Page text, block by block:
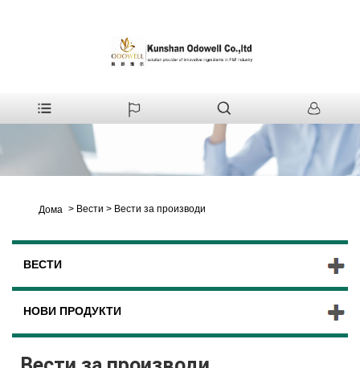
Дома > Вести > Вести за производи
ВЕСТИ
НОВИ ПРОДУКТИ